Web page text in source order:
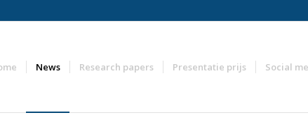
News Research papers Presentatie prijs Social